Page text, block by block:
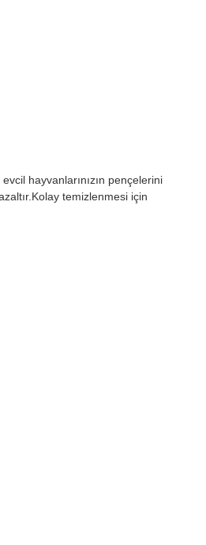
hayvanlarınızın pençelerini
temizlenmesi için